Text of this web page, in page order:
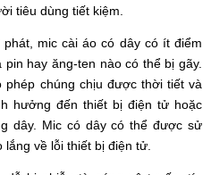
tiêu dùng tiết kiệm.
mic cài áo có dây có ít điểm
hay ăng-ten nào có thể bị gãy.
phép chúng chịu được thời tiết và
hưởng đến thiết bị điện tử hoặc
dây. Mic có dây có thể được sử
về lỗi thiết bị điện tử.